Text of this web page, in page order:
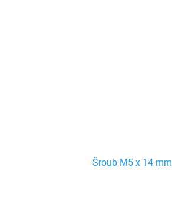
Šroub M5 x 14 mm